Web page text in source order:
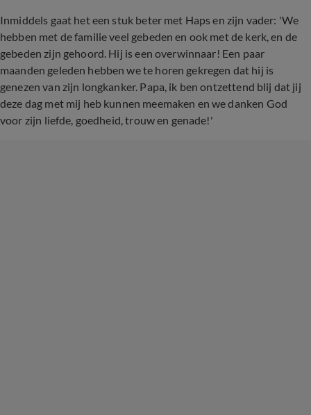
Inmiddels gaat het een stuk beter met Haps en zijn vader: 'We
hebben met de familie veel gebeden en ook met de kerk, en de
gebeden zijn gehoord. Hij is een overwinnaar! Een paar
maanden geleden hebben we te horen gekregen dat hij is
genezen van zijn longkanker. Papa, ik ben ontzettend blij dat jij
deze dag met mij heb kunnen meemaken en we danken God
voor zijn liefde, goedheid, trouw en genade!'